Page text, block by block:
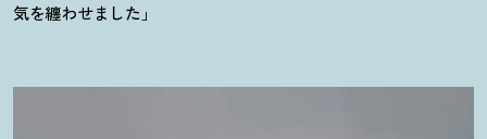
気を纏わせました」